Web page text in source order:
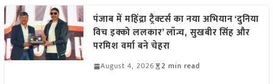
पंजाब में महिंद्रा ट्रैक्टर्स का नया अभियान ‘दुनिया
विच इक्को ललकार’ लॉन्च, सुखबीर सिंह और
परमिश वर्मा बने चेहरा
August 4, 2026 2 min read